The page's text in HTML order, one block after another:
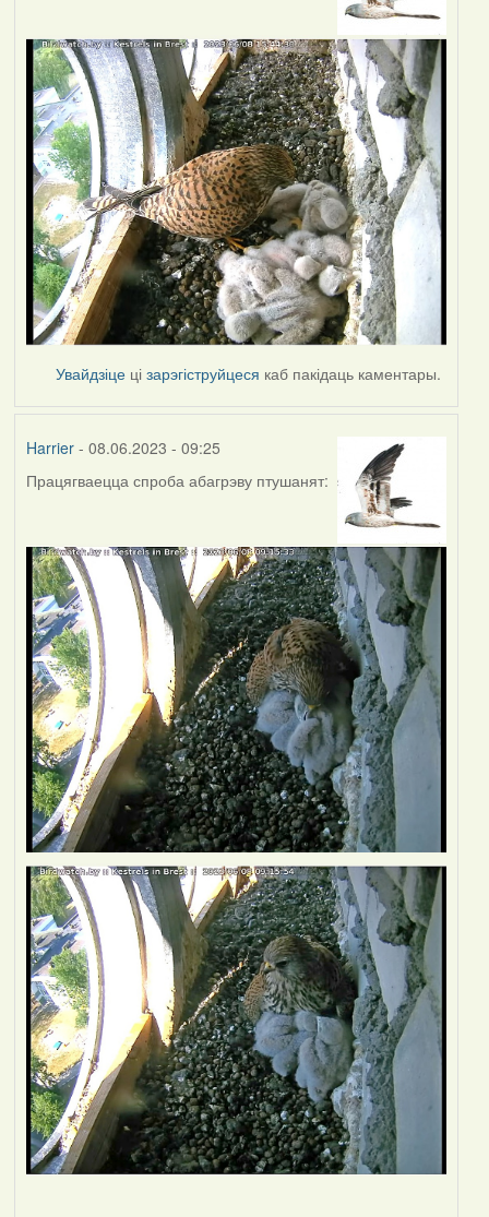
Увайдзіце цізарэгіструйцеся каб пакідаць каментары.
Harrier- 08.06.2023 - 09:25
Працягваецца спроба абагрэву птушанят: